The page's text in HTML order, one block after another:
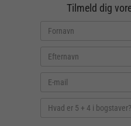
Tilmeld dig